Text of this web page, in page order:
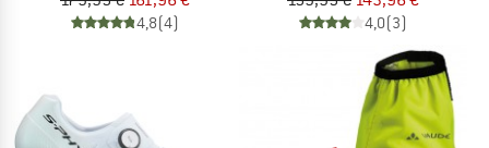
4,8(4) 4,0(3)